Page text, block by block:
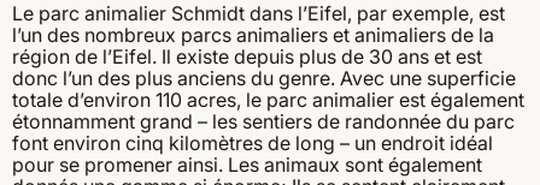
Le parc animalier Schmidt dans l’Eifel, par exemple, est
l’un des nombreux parcs animaliers et animaliers de la
région de l’Eifel. Il existe depuis plus de 30 ans et est
donc l’un des plus anciens du genre. Avec une superficie
totale d’environ 110 acres, le parc animalier est également
étonnamment grand – les sentiers de randonnée du parc
font environ cinq kilomètres de long – un endroit idéal
pour se promener ainsi. Les animaux sont également